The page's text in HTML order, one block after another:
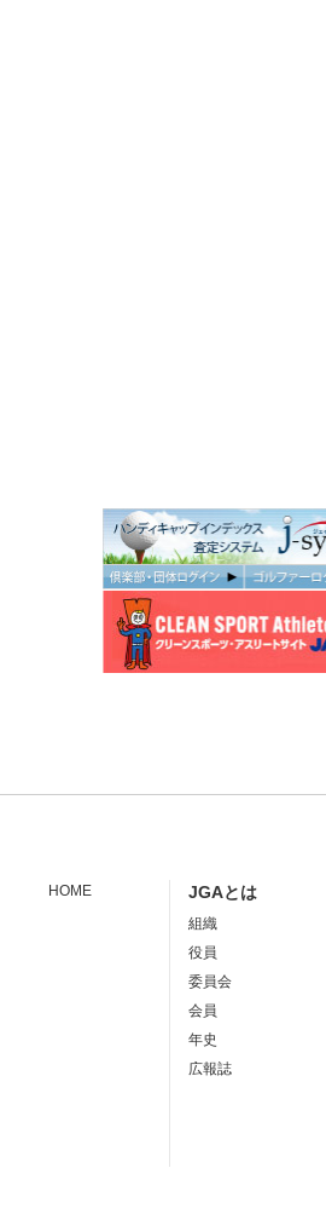
HOME JGAとは
組織
役員
委員会
会員
年史
広報誌